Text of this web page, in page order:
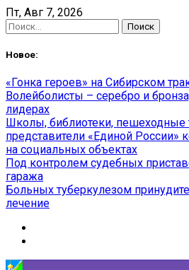
Skip
to
content
Пт, Авг 7, 2026
Найти:
Новое:
«Гонка героев» на Сибирском
Волейболисты – серебро и
лидерах
Школы, библиотеки, пешеходные
представители «Единой России»
на социальных объектах
Под контролем судебных
гаража
Больных туберкулезом
лечение